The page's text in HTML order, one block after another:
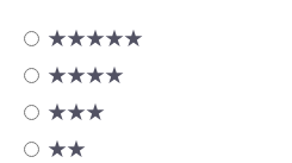
★★★★★
★★★★
★★★
★★